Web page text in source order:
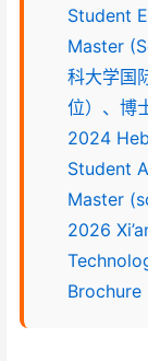
Student
Master
科大学国
位）、博
2024
Student
Master
2026
Brochure